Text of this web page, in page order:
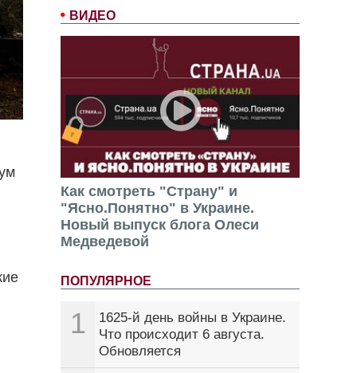
ВИДЕО
Как смотреть "Страну" и
"Ясно.Понятно" в Украине.
Новый выпуск блога Олеси
Медведевой
ПОПУЛЯРНОЕ
1
1625-й день войны в Украине.
Что происходит 6 августа.
Обновляется